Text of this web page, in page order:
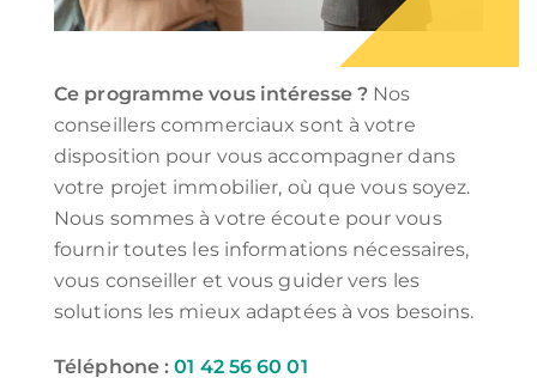
Ce programme vous intéresse ?Nos
conseillers commerciaux sont à votre
disposition pour vous accompagner dans
votre projet immobilier, où que vous soyez.
Nous sommes à votre écoute pour vous
fournir toutes les informations nécessaires,
vous conseiller et vous guider vers les
solutions les mieux adaptées à vos besoins.
Téléphone :01 42 56 60 01